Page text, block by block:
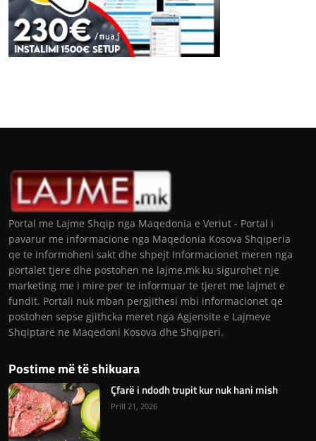
Portal me Lajme Shqip nga Maqedonia e Veriut - Portal i
pavarur me informacione nga Maqedonia Kosova Shqiperia
qe te informoheni sakt dhe shpejt Informacionet meren nga
portalet tjere dhe postohen ne lajme.mk ku sigurohet nje
marketing me i mire per te informuar te tjeret me lajmet e
fundit. Portali nuk mban pergjithesi mbi informacionet qe
postohen sepse gjithcka meret nga Agjensite e Lajmeve
Shqiptare ne Maqedoni Kosova dhe Shqiperi.
Postime më të shikuara
Çfarë i ndodh trupit kur nuk hani mish
Prill 21, 2026